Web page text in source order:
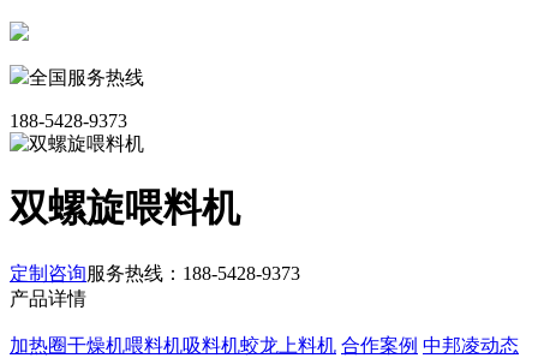
全国服务热线
188-5428-9373
双螺旋喂料机
定制咨询服务热线： 188-5428-9373
产品详情
加热圈干燥机喂料机吸料机蛟龙上料机 合作案例 中邦凌动态